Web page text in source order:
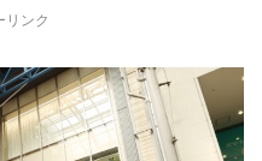
リンク